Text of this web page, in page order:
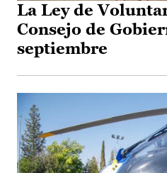
La Ley de
Consejo de
septiembre